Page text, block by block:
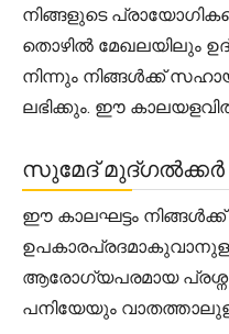
നിങ്ങളുടെ
തൊഴിൽ മേഖലയിലും
നിന്നും നിങ്ങൾക്ക്
ലഭിക്കും. ഈ
സുമേദ് മുദ്ഗൽക്കർ
ഈ കാലഘട്ടം
ആരോഗ്യപരമായ
പനിയേയും